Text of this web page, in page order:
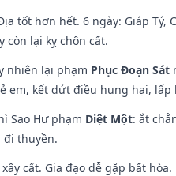
tốt hơn hết. 6 ngày: Giáp
còn lại kỵ chôn cất.
nhiên lại phạm Phục Đoạn Sát
em, kết dứt điều hung hại,
Sao Hư phạm Diệt Một: ắt
đi thuyền.
cất. Gia đạo dễ gặp bất hòa.